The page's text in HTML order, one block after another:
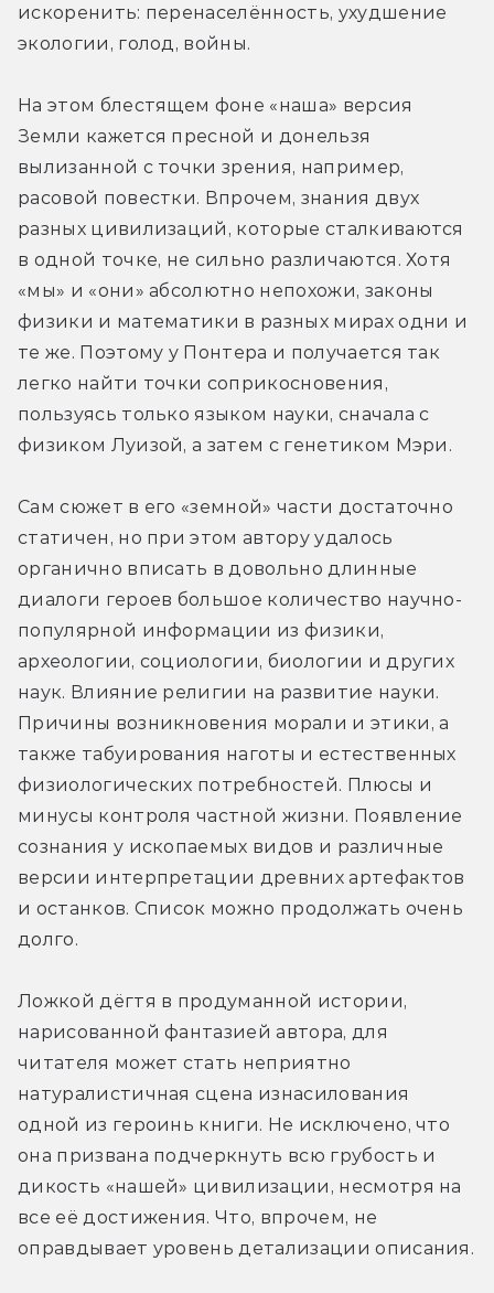
искоренить: перенаселённость, ухудшение
экологии, голод, войны.
На этом блестящем фоне «наша» версия
Земли кажется пресной и донельзя
вылизанной с точки зрения, например,
расовой повестки. Впрочем, знания двух
разных цивилизаций, которые сталкиваются
в одной точке, не сильно различаются. Хотя
«мы» и «они» абсолютно непохожи, законы
физики и математики в разных мирах одни и
те же. Поэтому у Понтера и получается так
легко найти точки соприкосновения,
пользуясь только языком науки, сначала с
физиком Луизой, а затем с генетиком Мэри.
Сам сюжет в его «земной» части достаточно
статичен, но при этом автору удалось
органично вписать в довольно длинные
диалоги героев большое количество научно-
популярной информации из физики,
археологии, социологии, биологии и других
наук. Влияние религии на развитие науки.
Причины возникновения морали и этики, а
также табуирования наготы и естественных
физиологических потребностей. Плюсы и
минусы контроля частной жизни. Появление
сознания у ископаемых видов и различные
версии интерпретации древних артефактов
и останков. Список можно продолжать очень
долго.
Ложкой дёгтя в продуманной истории,
нарисованной фантазией автора, для
читателя может стать неприятно
натуралистичная сцена изнасилования
одной из героинь книги. Не исключено, что
она призвана подчеркнуть всю грубость и
дикость «нашей» цивилизации, несмотря на
все её достижения. Что, впрочем, не
оправдывает уровень детализации описания.